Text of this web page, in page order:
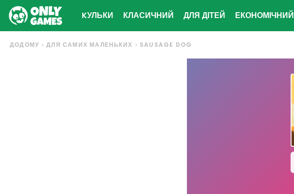
KУЛЬКИ КЛАСИЧНИЙ ДЛЯ ДІТЕЙ ЕКОНОМІЧНИЙ
ДОДОМУ ДЛЯ САМИХ МАЛЕНЬКИХ SAUSAGE DOG